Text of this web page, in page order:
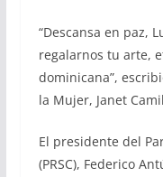
“Descansa en paz,
regalarnos tu arte,
dominicana”,
la Mujer, Janet
El presidente del
(PRSC), Federico